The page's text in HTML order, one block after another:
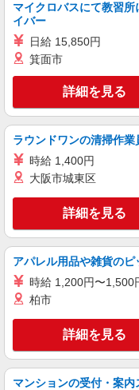
マイクロバスにて教習
イバー
日給 15,850円
箕面市
詳細を見る
ラウンドワンの清掃作業
時給 1,400円
大阪市城東区
詳細を見る
アパレル用品や雑貨のピ
時給 1,200円〜1,500
柏市
詳細を見る
マンションの受付・案内